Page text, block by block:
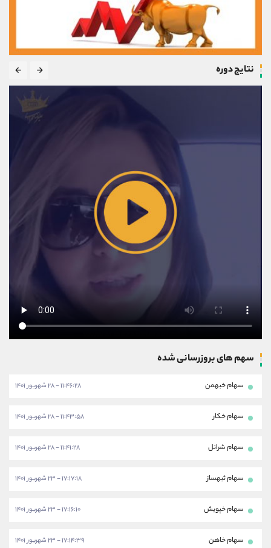
نتایج دوره
سهم های بروزرسانی شده
سهام خبهمن ۱۱:۴۶:۲۸ - ۲۸ شهریور ۱۴۰۱
سهام خکار ۱۱:۴۳:۵۸ - ۲۸ شهریور ۱۴۰۱
سهام شرانل ۱۱:۴۱:۲۸ - ۲۸ شهریور ۱۴۰۱
سهام ثبهساز ۱۷:۱۷:۱۸ - ۲۳ شهریور ۱۴۰۱
سهام خپویش ۱۷:۱۶:۱۰ - ۲۳ شهریور ۱۴۰۱
سهام خاهن ۱۷:۱۴:۳۹ - ۲۳ شهریور ۱۴۰۱